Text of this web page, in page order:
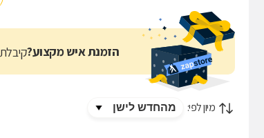
הזמנת איש מקצוע?קיבלת
מיון לפי: